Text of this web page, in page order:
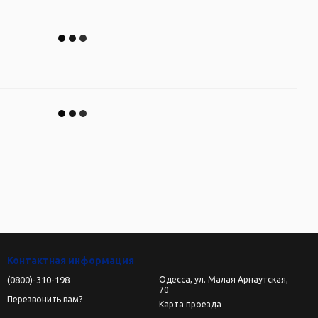
Контактная информация
(0800)-310-198
Перезвонить вам?
Одесса, ул. Малая Арнаутская,
70
Карта проезда